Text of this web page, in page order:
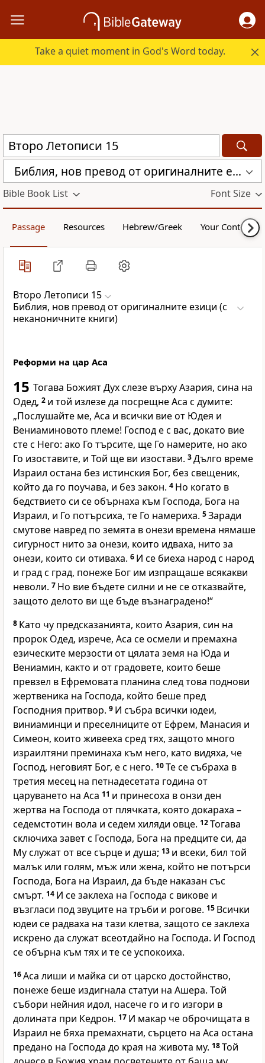
Take a quiet moment in God's Word today.
Библия, нов превод от оригиналните езици (с неканоничните книги) (CBT)
Bible Book List Font Size
Passage Resources Hebrew/Greek Your Content
Второ Летописи 15
Библия, нов превод от оригиналните езици (с
неканоничните книги)
Реформи на цар Аса
15 Тогава Божият Дух слезе върху Азария, сина на
Одед, 2 и той излезе да посрещне Аса с думите:
„Послушайте ме, Аса и всички вие от Юдея и
Вениаминовото племе! Господ е с вас, докато вие
сте с Него: ако Го търсите, ще Го намерите, но ако
Го изоставите, и Той ще ви изостави. 3Дълго време
Израил остана без истинския Бог, без свещеник,
който да го поучава, и без закон. 4 Но когато в
бедствието си се обърнаха към Господа, Бога на
Израил, и Го потърсиха, те Го намериха. 5Заради
смутове навред по земята в онези времена нямаше
сигурност нито за онези, които идваха, нито за
онези, които си отиваха. 6 И се биеха народ с народ
и град с град, понеже Бог им изпращаше всякакви
неволи. 7 Но вие бъдете силни и не се отказвайте,
защото делото ви ще бъде възнаградено!“
8 Като чу предсказанията, които Азария, син на
пророк Одед, изрече, Аса се осмели и премахна
езическите мерзости от цялата земя на Юда и
Вениамин, както и от градовете, които беше
превзел в Ефремовата планина след това поднови
жертвеника на Господа, който беше пред
Господния притвор. 9 И събра всички юдеи,
виниаминци и преселниците от Ефрем, Манасия и
Симеон, които живееха сред тях, защото много
израилтяни преминаха към него, като видяха, че
Господ, неговият Бог, е с него. 10Те се събраха в
третия месец на петнадесетата година от
царуването на Аса 11 и принесоха в онзи ден
жертва на Господа от плячката, която докараха –
седемстотин вола и седем хиляди овце. 12Тогава
сключиха завет с Господа, Бога на предците си, да
Му служат от все сърце и душа; 13 и всеки, бил той
малък или голям, мъж или жена, който не потърси
Господа, Бога на Израил, да бъде наказан със
смърт. 14 И се заклеха на Господа с викове и
възгласи под звуците на тръби и рогове. 15 Всички
юдеи се радваха на тази клетва, защото се заклеха
искрено да служат всеотдайно на Господа. И Господ
се обърна към тях и те се успокоиха.
16Аса лиши и майка си от царско достойнство,
понеже беше издигнала статуи на Ашера. Той
събори нейния идол, насече го и го изгори в
долината при Кедрон. 17 И макар че оброчищата в
Израил не бяха премахнати, сърцето на Аса остана
предано на Господа до края на живота му. 18Той